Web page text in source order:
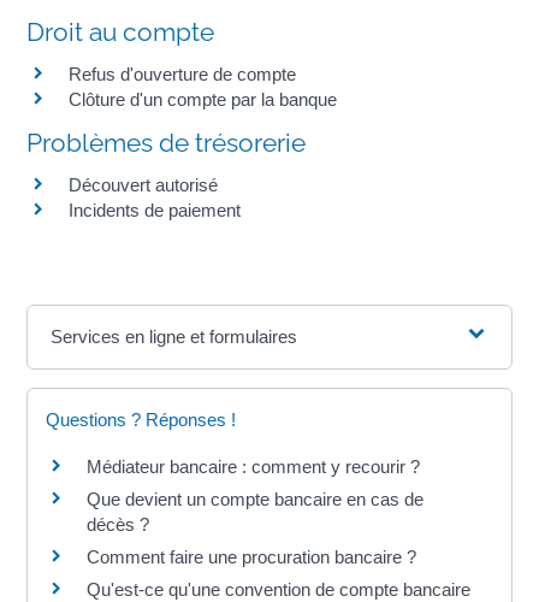
Droit au compte
Refus d'ouverture de compte
Clôture d'un compte par la banque
Problèmes de trésorerie
Découvert autorisé
Incidents de paiement
Services en ligne et formulaires
Questions ? Réponses !
Médiateur bancaire : comment y recourir ?
Que devient un compte bancaire en cas de
décès ?
Comment faire une procuration bancaire ?
Qu'est-ce qu'une convention de compte bancaire